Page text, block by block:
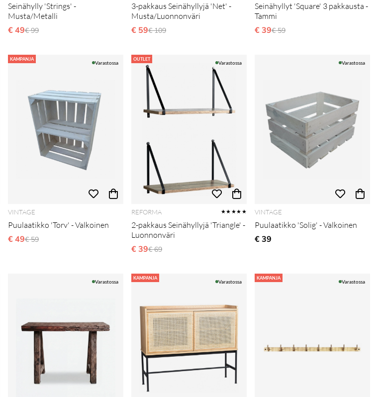
Seinähylly 'Strings' -
Musta/Metalli
€ 49Normaali hinta
€ 99
3-pakkaus Seinähyllyjä 'Net' -
Musta/Luonnonväri
€ 59Normaali hinta
€ 109
Seinähyllyt 'Square' 3 pakkausta -
Tammi
€ 39Normaali hinta
€ 59
KAMPANJA
Varastossa
VINTAGE
Puulaatikko 'Torv' - Valkoinen
€ 49Normaali hinta
€ 59
OUTLET
Varastossa
REFORMA ★★★★★
2-pakkaus Seinähyllyjä 'Triangle' -
Luonnonväri
€ 39Normaali hinta
€ 69
Varastossa
VINTAGE
Puulaatikko 'Solig' - Valkoinen
€ 39
Varastossa
KAMPANJA
Varastossa
KAMPANJA
Varastossa